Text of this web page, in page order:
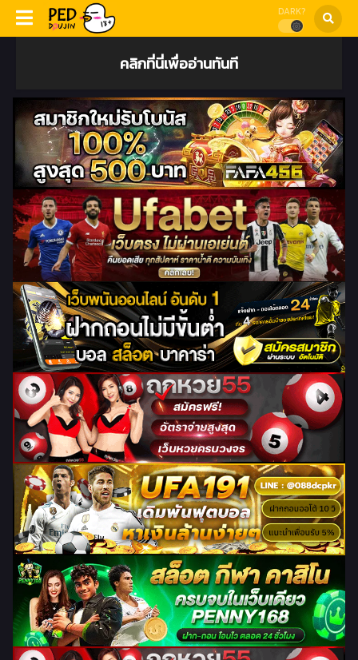
DARK?
คลิกที่นี่เพื่ออ่านทันที